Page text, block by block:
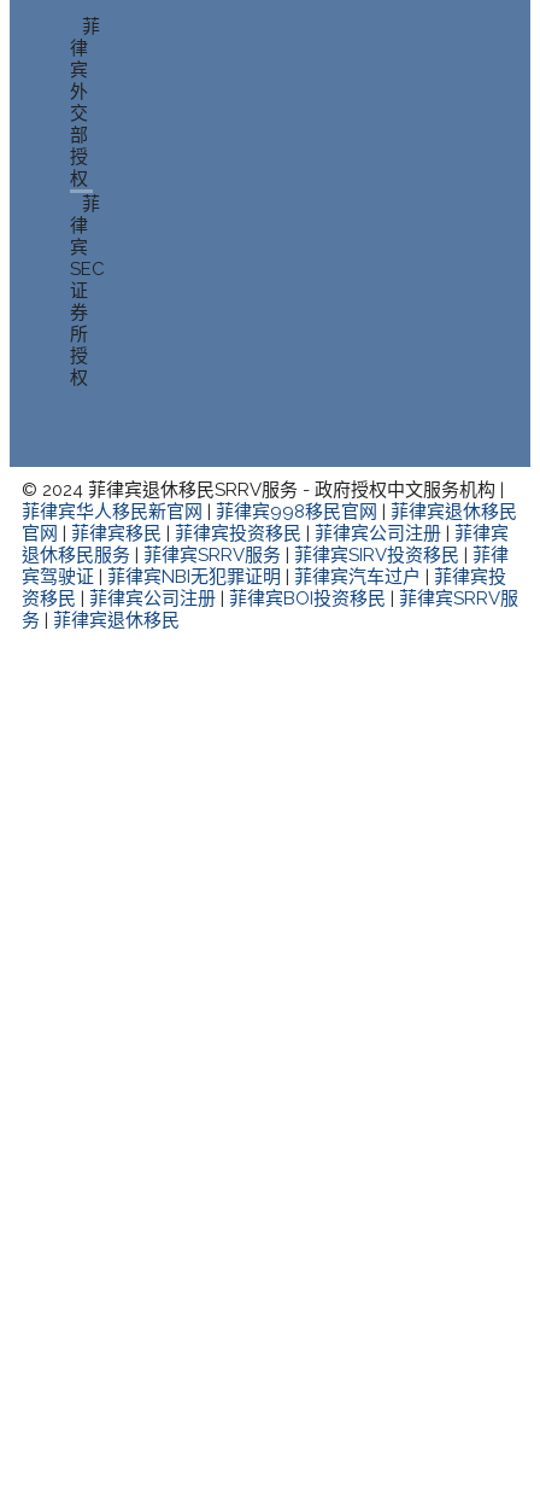
菲
律
宾
外
交
部
授
权
菲
律
宾
SEC
证
券
所
授
权
© 2024 菲律宾退休移民SRRV服务 - 政府授权中文服务机构 |
菲律宾华人移民新官网
菲律宾998移民官网
菲律宾退休移民
官网
菲律宾移民 菲律宾投资移民 菲律宾公司注册
菲律宾
退休移民服务
菲律宾SRRV服务 菲律宾SIRV投资移民
菲律
宾驾驶证
菲律宾NBI无犯罪证明 菲律宾汽车过户
菲律宾投
资移民
菲律宾公司注册 菲律宾BOI投资移民
菲律宾SRRV服
务
菲律宾退休移民